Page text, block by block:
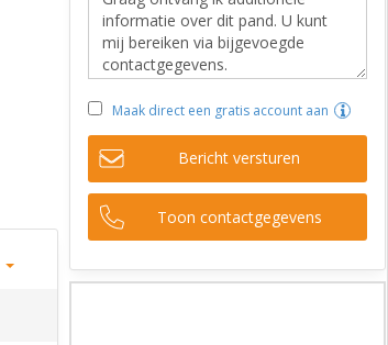
Maak direct een gratis account aan
Bericht versturen
Toon contactgegevens